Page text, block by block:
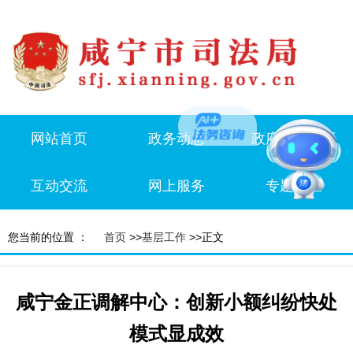
网站首页 政务动态 政府信息公开
互动交流 网上服务 专题专栏
您当前的位置 ： 首页 >>基层工作 >>正文
咸宁金正调解中心：创新小额纠纷快处
模式显成效